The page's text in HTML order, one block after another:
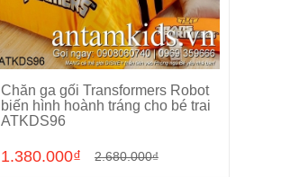
Chọn sản phẩm
Chăn ga gối Transformers Robot
biến hình hoành tráng cho bé trai
ATKDS96
1.380.000₫ 2.680.000₫